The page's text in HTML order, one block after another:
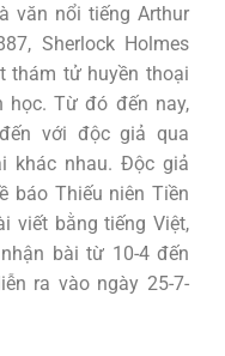
văn nổi tiếng Arthur
Sherlock Holmes
thám tử huyền thoại
học. Từ đó đến nay,
với độc giả qua
khác nhau. Độc giả
báo Thiếu niên Tiền
viết bằng tiếng Việt,
bài từ 10-4 đến
ra vào ngày 25-7-